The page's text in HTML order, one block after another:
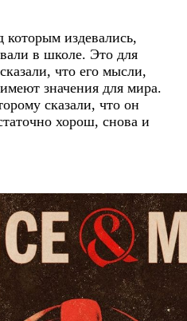
которым издевались,
в школе. Это для
что его мысли,
значения для мира.
сказали, что он
хорош, снова и